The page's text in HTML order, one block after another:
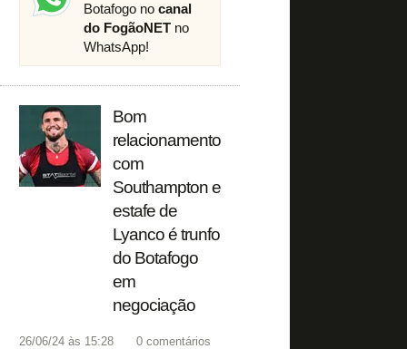
Botafogo no canal
do FogãoNET no
WhatsApp!
Bom
relacionamento
com
Southampton e
estafe de
Lyanco é trunfo
do Botafogo
em
negociação
26/06/24 às 15:28 0 comentários